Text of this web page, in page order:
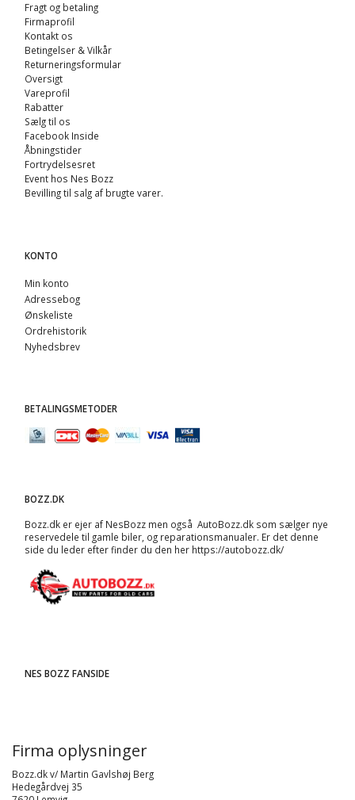
Fragt og betaling
Firmaprofil
Kontakt os
Betingelser & Vilkår
Returneringsformular
Oversigt
Vareprofil
Rabatter
Sælg til os
Facebook Inside
Åbningstider
Fortrydelsesret
Event hos Nes Bozz
Bevilling til salg af brugte varer.
KONTO
Min konto
Adressebog
Ønskeliste
Ordrehistorik
Nyhedsbrev
BETALINGSMETODER
BOZZ.DK
Bozz.dk er ejer af NesBozz men også AutoBozz.dk som sælger nye
reservedele til gamle biler, og reparationsmanualer. Er det denne
side du leder efter finder du den her https://autobozz.dk/
NES BOZZ FANSIDE
Firma oplysninger
Bozz.dk v/ Martin Gavlshøj Berg
Hedegårdvej 35